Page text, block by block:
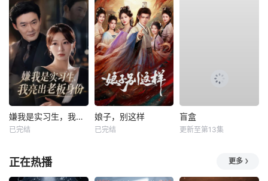
嫌我是实习生，我亮出老板身份
已完结
娘子，别这样
已完结
盲盒
更新至第13集
正在热播 更多